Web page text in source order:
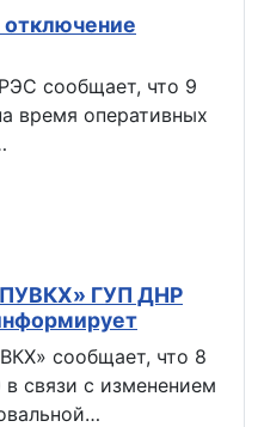
сообщает, что 9
время оперативных
ПУВКХ» ГУП ДНР
сообщает, что 8
связи с изменением